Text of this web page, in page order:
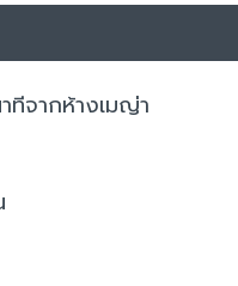
จากห้างเมญ่า